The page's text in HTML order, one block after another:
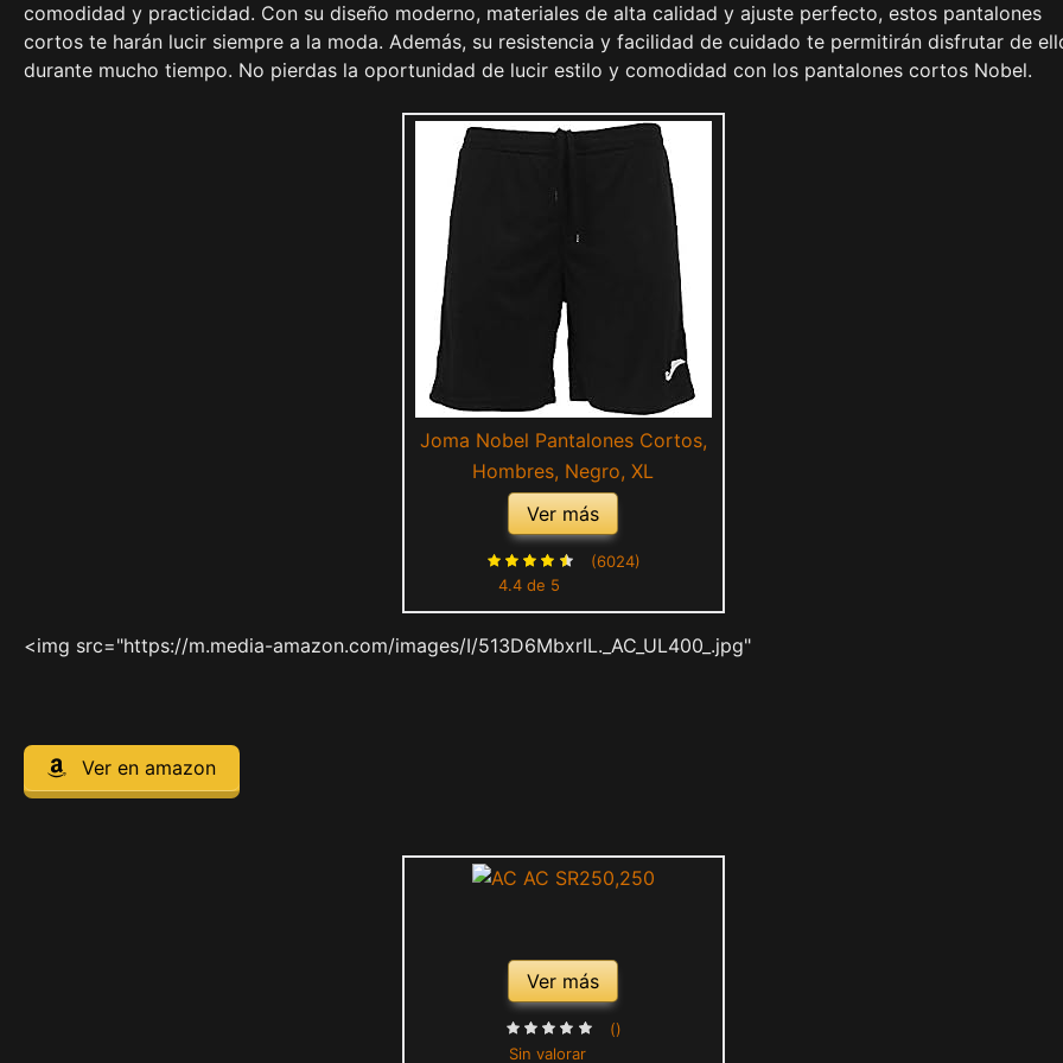
comodidad y practicidad. Con su diseño moderno, materiales de alta calidad y ajuste perfecto, estos pantalones
cortos te harán lucir siempre a la moda. Además, su resistencia y facilidad de cuidado te permitirán disfrutar de
durante mucho tiempo. No pierdas la oportunidad de lucir estilo y comodidad con los pantalones cortos Nobel.
Joma Nobel Pantalones Cortos,
Hombres, Negro, XL
Ver más
4.4 de 5
(6024)
<img src="https://m.media-amazon.com/images/I/513D6MbxrIL._AC_UL400_.jpg"
Ver en amazon
Ver más
Sin valorar
()